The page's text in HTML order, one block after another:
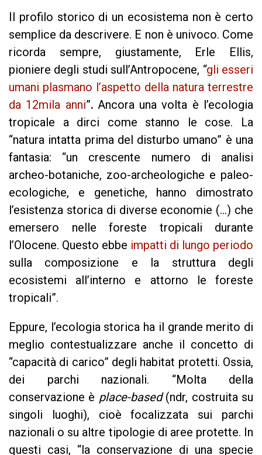
Il profilo storico di un ecosistema non è certo
semplice da descrivere. E non è univoco. Come
ricorda sempre, giustamente, Erle Ellis,
pioniere degli studi sull’Antropocene, “gli esseri
umani plasmano l’aspetto della natura terrestre
da 12mila anni”.Ancora una volta è l’ecologia
tropicale a dirci come stanno le cose. La
“natura intatta prima del disturbo umano” è una
fantasia: “un crescente numero di analisi
archeo-botaniche, zoo-archeologiche e paleo-
ecologiche, e genetiche, hanno dimostrato
l’esistenza storica di diverse economie (…) che
emersero nelle foreste tropicali durante
l’Olocene. Questo ebbe impatti di lungo periodo
sulla composizione e la struttura degli
ecosistemi all’interno e attorno le foreste
tropicali”.
Eppure, l’ecologia storica ha il grande merito di
meglio contestualizzare anche il concetto di
“capacità di carico” degli habitat protetti. Ossia,
dei parchi nazionali. “Molta della
conservazione è place-based(ndr, costruita su
singoli luoghi), cioè focalizzata sui parchi
nazionali o su altre tipologie di aree protette. In
questi casi, “la conservazione di una specie